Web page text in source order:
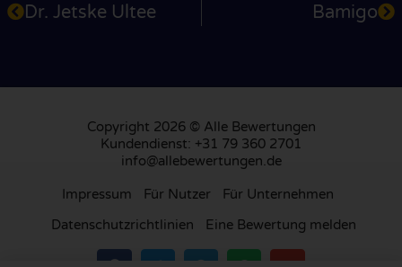
Dr. Jetske Ultee Bamigo
Copyright 2026 © Alle Bewertungen
Kundendienst: +31 79 360 2701
info@allebewertungen.de
Impressum Für Nutzer
Für Unternehmen
Datenschutzrichtlinien
Eine Bewertung melden